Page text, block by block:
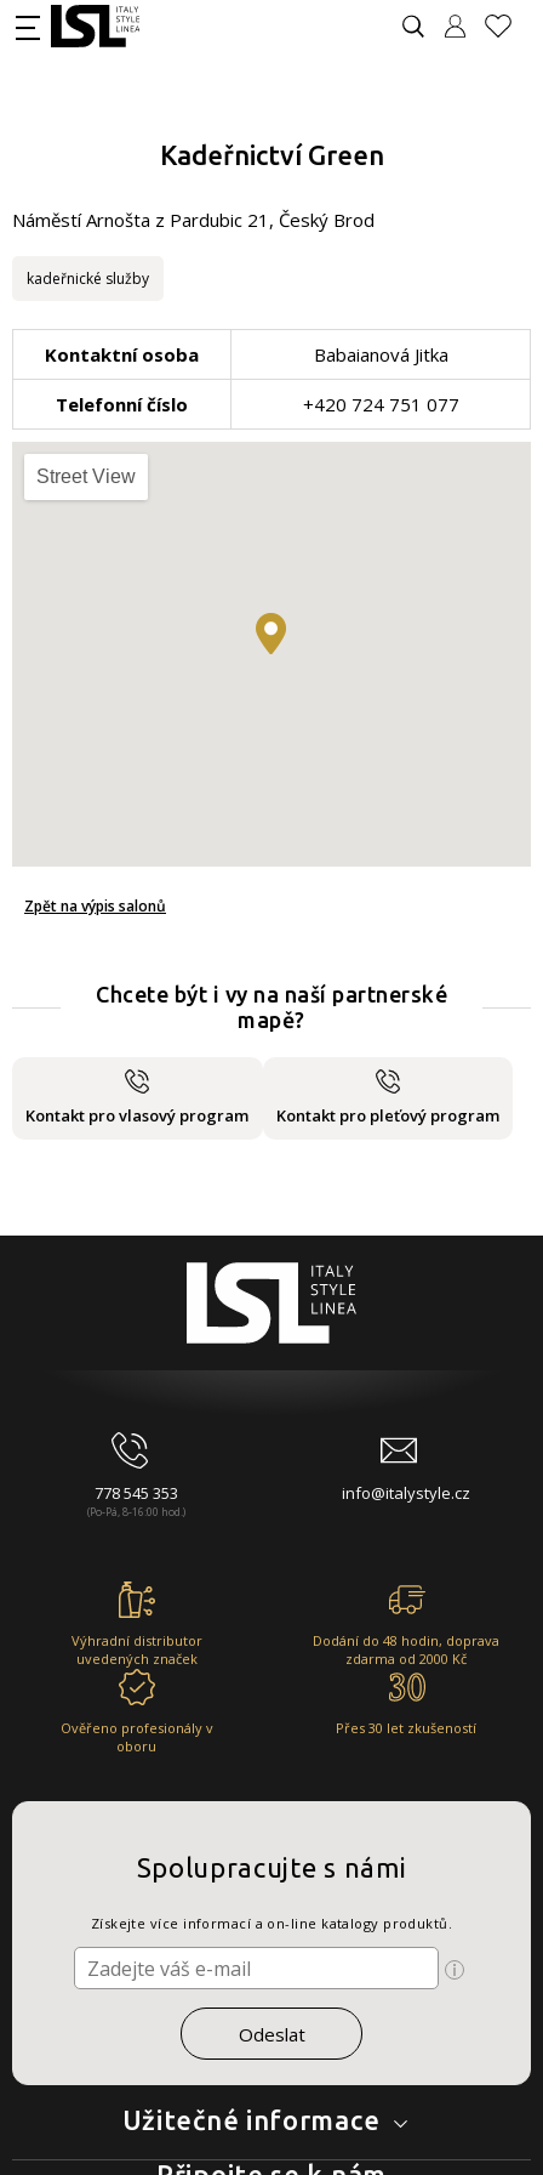
Kadeřnictví Green
Náměstí Arnošta z Pardubic 21, Český Brod
kadeřnické služby
Kontaktní osoba Babaianová Jitka
Telefonní číslo +420 724 751 077
Street View
Zpět na výpis salonů
Chcete být i vy na naší partnerské
mapě?
Kontakt pro vlasový program Kontakt pro pleťový program
778 545 353
(Po-Pá, 8-16:00 hod.)
info@italystyle.cz
Výhradní distributor
uvedených značek
Dodání do 48 hodin, doprava
zdarma od 2000 Kč
Ověřeno profesionály v
oboru
Přes 30 let zkušeností
Užitečné informace
Spolupracujte s námi
Získejte více informací a on-line katalogy produktů.